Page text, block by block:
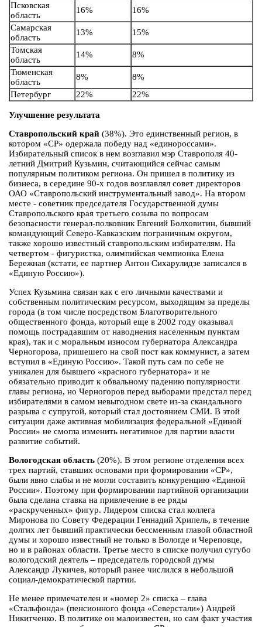
Псковская
область
16%
16%
Самарская
область
13%
15%
Томская
область
14%
8%
Тюменская
область
8%
8%
Петербург
22% 22%
Улучшение результата
Ставропольский край (38%). Это единственный регион, в
котором «СР» одержала победу над «единороссами».
Избирательный список в нем возглавил мэр Ставрополя 40-
летний Дмитрий Кузьмин, считающийся сейчас самым
популярным политиком региона. Он пришел в политику из
бизнеса, в середине 90-х годов возглавлял совет директоров
ОАО «Ставропольский инструментальный завод». На втором
месте - советник председателя Государственной думы
Ставропольского края третьего созыва по вопросам
безопасности генерал-полковник Евгений Болховитин, бывший
командующий Северо-Кавказским пограничным округом,
также хорошо известный ставропольским избирателям. На
четвертом - фигуристка, олимпийская чемпионка Елена
Бережная (кстати, ее партнер Антон Сихарулидзе записался в
«Единую Россию»).
Успех Кузьмина связан как с его личными качествами и
собственным политическим ресурсом, выходящим за пределы
города (в том числе посредством Благотворительного
общественного фонда, который еще в 2002 году оказывал
помощь пострадавшим от наводнения населенным пунктам
края), так и с моральным износом губернатора Александра
Черногорова, пришешего на свой пост как коммунист, а затем
вступил в «Единую Россию». Такой путь сам по себе не
уникален для бывшего «красного губернатора» и не
обязательно приводит к обвальному падению популярности
главы региона, но Черногоров перед выборами предстал перед
избирателями в самом невыгодном свете из-за скандального
разрыва с супругой, который стал достоянием СМИ. В этой
ситуации даже активная мобилизация федеральной «Единой
России» не смогла изменить негативное для партии власти
развитие событий.
Вологодская область (20%). В этом регионе отделения всех
трех партий, ставших основами при формировании «СР»,
были явно слабы и не могли составить конкуренцию «Единой
России». Поэтому при формировании партийной организации
была сделана ставка на привлечение в ее ряды
«раскрученных» фигур. Лидером списка стал коллега
Миронова по Совету Федерации Геннадий Хрипель, в течение
долгих лет бывший практически бессменным главой областной
думы и хорошо известный не только в Вологде и Череповце,
но и в районах области. Третье место в списке получил сугубо
вологодский деятель – председатель городской думы
Александр Лукичев, который ранее числился в небольшой
социал-демократической партии.
Не менее примечателен и «номер 2» списка – глава
«Стальфонда» (пенсионного фонда «Северстали») Андрей
Никитченко. В политике он малоизвестен, но сам факт участия